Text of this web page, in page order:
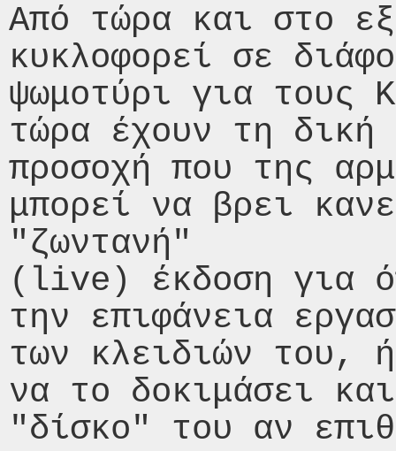
Από τώρα και στο
κυκλοφορεί σε
ψωμοτύρι για τους
τώρα έχουν τη
προσοχή που της
μπορεί να βρει
"ζωντανή"
(live) έκδοση για
την επιφάνεια
των κλειδιών του,
να το δοκιμάσει
"δίσκο" του αν